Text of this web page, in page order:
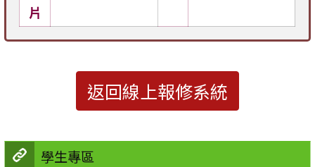
學生專區
片
返回線上報修系統